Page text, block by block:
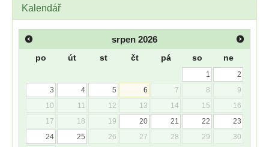
Kalendář
srpen 2026
po út st čt pá so ne
1
2
3
4 5 6 7 8
9
10
11 12 13 14 15
16
17
18 19 20 21 22
23
24
25 26 27 28 29
30